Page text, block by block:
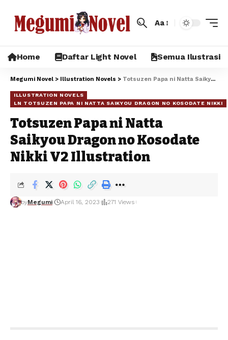
Aa
Home Daftar Light Novel Semua Ilustrasi
Megumi Novel > Illustration Novels > Totsuzen Papa ni Natta Saikyou Dragon no Kosodate Nikki V2 Illustration
ILLUSTRATION NOVELS
LN TOTSUZEN PAPA NI NATTA SAIKYOU DRAGON NO KOSODATE NIKKI
Totsuzen Papa ni Natta
Saikyou Dragon no Kosodate
Nikki V2 Illustration
byMegumi April 16, 2023 271 Views